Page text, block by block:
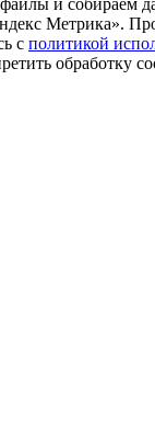
и собираем
Метрика».
с политикой
обработку